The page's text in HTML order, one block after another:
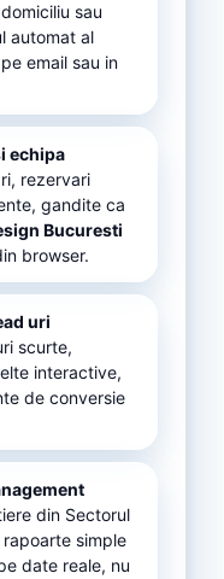
sau
automat al
email sau in
echipa
rezervari
gandite ca
Bucuresti
browser.
uri
scurte,
interactive,
de conversie
din Sectorul
simple
date reale, nu